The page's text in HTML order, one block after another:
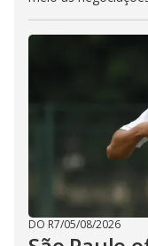
DO R7/05/08/2026